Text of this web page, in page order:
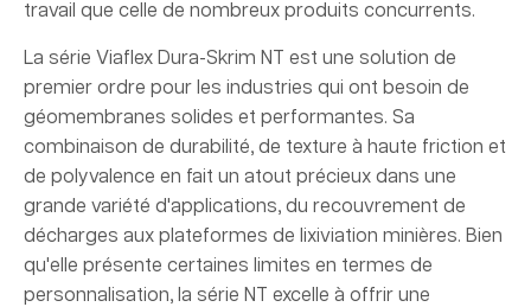
travail que celle de nombreux produits concurrents.
La série Viaflex Dura-Skrim NT est une solution de
premier ordre pour les industries qui ont besoin de
géomembranes solides et performantes. Sa
combinaison de durabilité, de texture à haute friction et
de polyvalence en fait un atout précieux dans une
grande variété d'applications, du recouvrement de
décharges aux plateformes de lixiviation minières. Bien
qu'elle présente certaines limites en termes de
personnalisation, la série NT excelle à offrir une